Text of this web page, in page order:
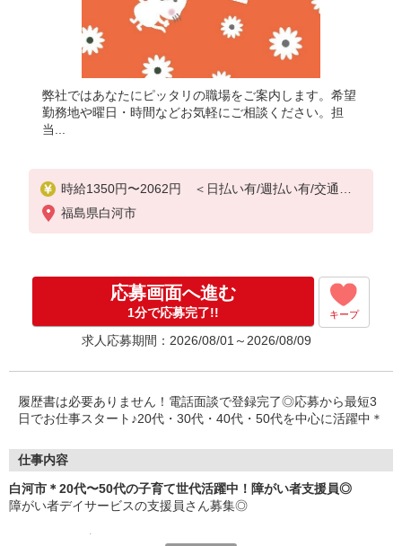
弊社ではあなたにピッタリの職場をご案内します。希望
勤務地や曜日・時間などお気軽にご相談ください。担
当...
時給1350円〜2062円 ＜日払い有/週払い有/交通費
全支給(ガソリン代含む)＞
福島県白河市
応募画面へ進む
1分で応募完了!! キープ
求人応募期間：2026/08/01～2026/08/09
履歴書は必要ありません！電話面談で登録完了◎応募から最短3
日でお仕事スタート♪20代・30代・40代・50代を中心に活躍中＊
仕事内容
白河市＊20代〜50代の子育て世代活躍中！障がい者支援員◎
障がい者デイサービスの支援員さん募集◎